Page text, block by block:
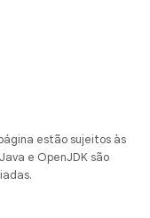
estão sujeitos às
e OpenJDK são